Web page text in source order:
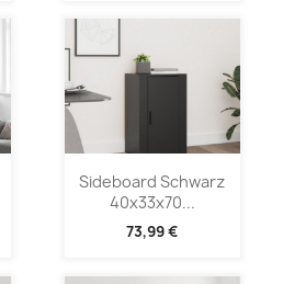
Sideboard Schwarz
40x33x70...
73,99 €